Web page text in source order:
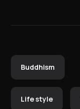
Buddhism
Life style